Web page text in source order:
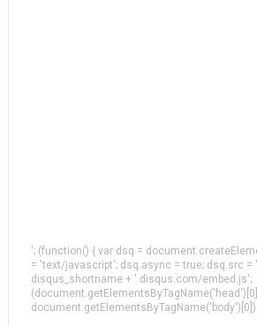
'; (function() { var dsq =
= 'text/javascript'; dsq.async = true; dsq.src =
disqus_shortname + '.disqus.com/embed.js';
(document.getElementsByTagName('head')[0]